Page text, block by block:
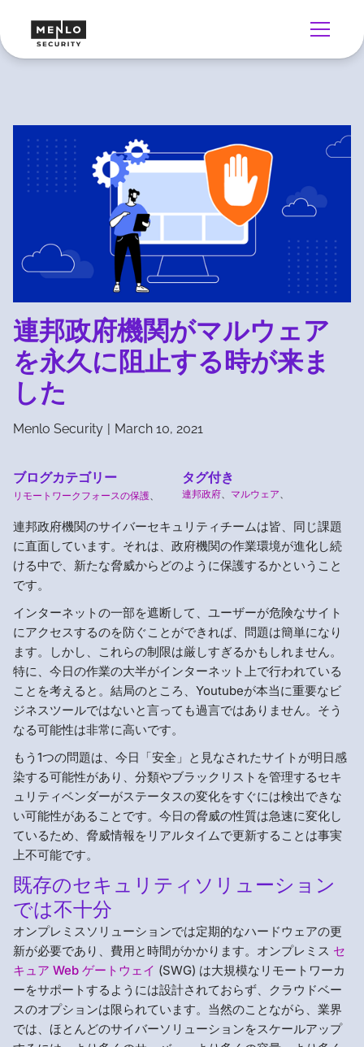
連邦政府機関がマルウェア
を永久に阻止する時が来ま
した
Menlo Security | March 10, 2021
ブログカテゴリー
リモートワークフォースの保護
タグ付き
連邦政府 マルウェア
連邦政府機関のサイバーセキュリティチームは皆、同じ課題
に直面しています。それは、政府機関の作業環境が進化し続
ける中で、新たな脅威からどのように保護するかということ
です。
インターネットの一部を遮断して、ユーザーが危険なサイト
にアクセスするのを防ぐことができれば、問題は簡単になり
ます。しかし、これらの制限は厳しすぎるかもしれません。
特に、今日の作業の大半がインターネット上で行われている
ことを考えると。結局のところ、Youtubeが本当に重要なビ
ジネスツールではないと言っても過言ではありません。そう
なる可能性は非常に高いです。
もう1つの問題は、今日「安全」と見なされたサイトが明日感
染する可能性があり、分類やブラックリストを管理するセキ
ュリティベンダーがステータスの変化をすぐには検出できな
い可能性があることです。今日の脅威の性質は急速に変化し
ているため、脅威情報をリアルタイムで更新することは事実
上不可能です。
既存のセキュリティソリューション
では不十分
オンプレミスソリューションでは定期的なハードウェアの更
新が必要であり、費用と時間がかかります。オンプレミス セ
キュア Web ゲートウェイ (SWG) は大規模なリモートワーカ
ーをサポートするようには設計されておらず、クラウドベー
スのオプションは限られています。当然のことながら、業界
では、ほとんどのサイバーソリューションをスケールアップ